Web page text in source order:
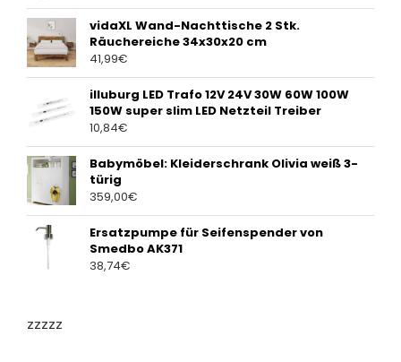
vidaXL Wand-Nachttische 2 Stk.
Räuchereiche 34x30x20 cm
41,99€
illuburg LED Trafo 12V 24V 30W 60W 100W
150W super slim LED Netzteil Treiber
10,84€
Babymöbel: Kleiderschrank Olivia weiß 3-
türig
359,00€
Ersatzpumpe für Seifenspender von
Smedbo AK371
38,74€
zzzzz